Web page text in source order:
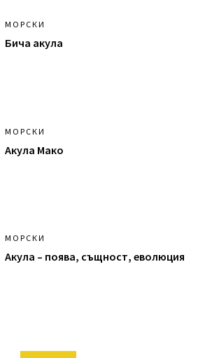
МОРСКИ
Бича акула
МОРСКИ
Акула Мако
МОРСКИ
Акула – поява, същност, еволюция